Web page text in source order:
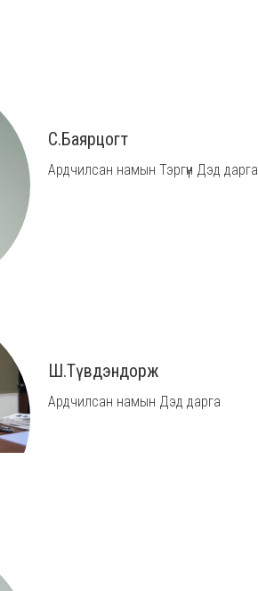
С.Баярцогт
Ардчилсан намын Тэргүүн Дэд дарга
Ш.Түвдэндорж
Ардчилсан намын Дэд дарга